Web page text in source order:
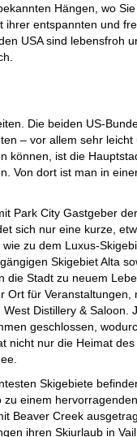
Hängen, wo
entspannten und
USA sind lebensfroh
Die beiden US-
– vor allem sehr
ist die
Von dort ist man in
Park City Gastgeber
sich nur eine kurze,
zu dem Luxus-
Skigebiet Alta
Stadt zu neuem
für
Distillery & Saloon.
geschlossen,
nur die Heimat
Skigebiete
einem
Beaver Creek
ihren Skiurlaub in